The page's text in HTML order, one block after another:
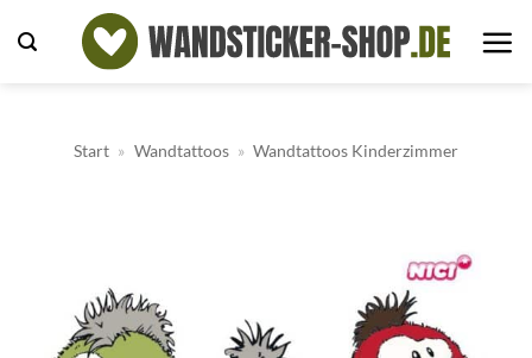
Inhalt
Start » Wandtattoos » Wandtattoos Kinderzimmer